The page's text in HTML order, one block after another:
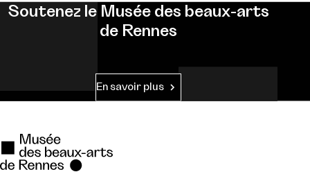
Soutenez le Musée des beaux-arts
de Rennes
En savoir plus